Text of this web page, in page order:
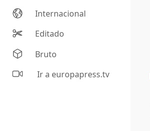
Internacional
Editado
Bruto
Ir a europapress.tv